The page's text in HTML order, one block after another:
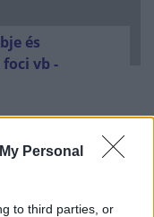
Personal
to third parties, or
és
vb -